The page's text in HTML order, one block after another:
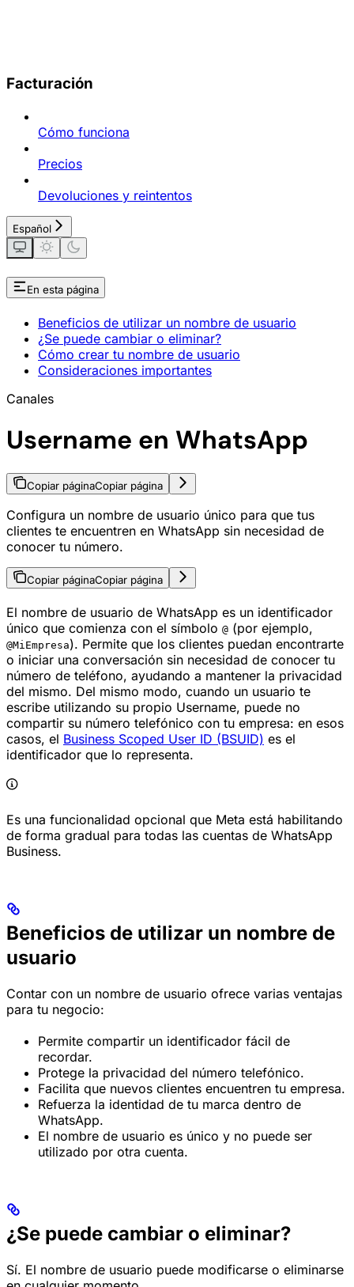
Facturación
Cómo funciona
Precios
Devoluciones y reintentos
Español
En esta página
Beneficios de utilizar un nombre de usuario
¿Se puede cambiar o eliminar?
Cómo crear tu nombre de usuario
Consideraciones importantes
Canales
Username en WhatsApp
Copiar páginaCopiar página
Configura un nombre de usuario único para que tus
clientes te encuentren en WhatsApp sin necesidad de
conocer tu número.
Copiar páginaCopiar página
El nombre de usuario de WhatsApp es un identificador
único que comienza con el símbolo @ (por ejemplo,
@MiEmpresa). Permite que los clientes puedan encontrarte
o iniciar una conversación sin necesidad de conocer tu
número de teléfono, ayudando a mantener la privacidad
del mismo. Del mismo modo, cuando un usuario te
escribe utilizando su propio Username, puede no
compartir su número telefónico con tu empresa: en esos
casos, el Business Scoped User ID (BSUID) es el
identificador que lo representa.
Es una funcionalidad opcional que Meta está habilitando
de forma gradual para todas las cuentas de WhatsApp
Business.
Beneficios de utilizar un nombre de
usuario
Contar con un nombre de usuario ofrece varias ventajas
para tu negocio:
Permite compartir un identificador fácil de
recordar.
Protege la privacidad del número telefónico.
Facilita que nuevos clientes encuentren tu empresa.
Refuerza la identidad de tu marca dentro de
WhatsApp.
El nombre de usuario es único y no puede ser
utilizado por otra cuenta.
¿Se puede cambiar o eliminar?
Sí. El nombre de usuario puede modificarse o eliminarse